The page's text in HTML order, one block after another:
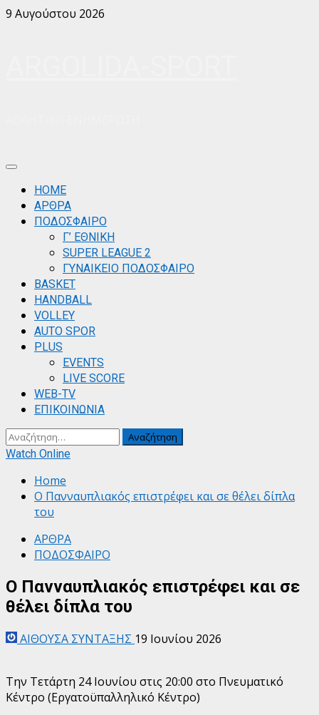
Skip
9 Αυγούστου 2026
Primary
MenuΗΟΜΕ
ΑΡΘΡΑ
ΠΟΔΟΣΦΑΙΡΟ
Γ’ ΕΘΝΙΚΗ
SUPER LEAGUE 2
ΓΥΝΑΙΚΕΙΟ ΠΟΔΟΣΦΑΙΡΟ
BASKET
HANDBALL
VOLLEY
AUTO SPOR
PLUS
EVENTS
LIVE SCORE
WEB-TV
ΕΠΙΚΟΙΝΩΝΙΑ
Αναζήτηση
για:
Watch Online
Home
Ο Πανναυπλιακός επιστρέφει και σε θέλει δίπλα
του
ΑΡΘΡΑ
ΠΟΔΟΣΦΑΙΡΟ
Ο Πανναυπλιακός επιστρέφει και σε
θέλει δίπλα του
ΑΙΘΟΥΣΑ ΣΥΝΤΑΞΗΣ 19 Ιουνίου 2026
Την Τετάρτη 24 Ιουνίου στις 20:00 στο Πνευματικό
Κέντρο (Εργατοϋπαλληλικό Κέντρο)